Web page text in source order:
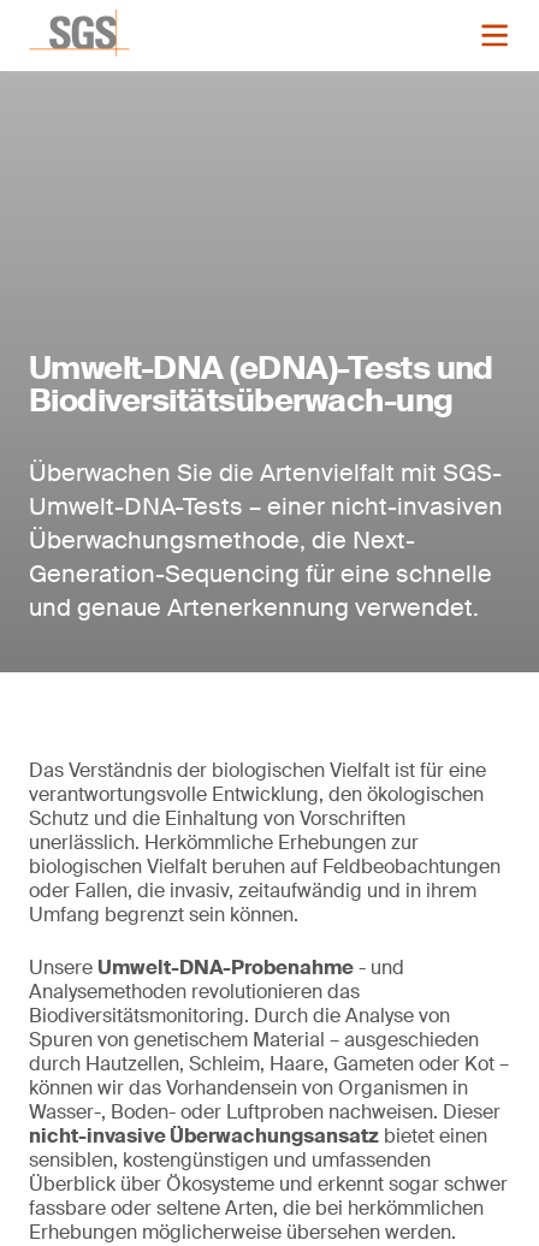
Umwelt-DNA (eDNA)-Tests und
Biodiversitätsüberwach-ung
Überwachen Sie die Artenvielfalt mit SGS-
Umwelt-DNA-Tests – einer nicht-invasiven
Überwachungsmethode, die Next-
Generation-Sequencing für eine schnelle
und genaue Artenerkennung verwendet.
Das Verständnis der biologischen Vielfalt ist für eine
verantwortungsvolle Entwicklung, den ökologischen
Schutz und die Einhaltung von Vorschriften
unerlässlich. Herkömmliche Erhebungen zur
biologischen Vielfalt beruhen auf Feldbeobachtungen
oder Fallen, die invasiv, zeitaufwändig und in ihrem
Umfang begrenzt sein können.
UnsereUmwelt-DNA-Probenahme- und
Analysemethoden revolutionieren das
Biodiversitätsmonitoring. Durch die Analyse von
Spuren von genetischem Material – ausgeschieden
durch Hautzellen, Schleim, Haare, Gameten oder Kot –
können wir das Vorhandensein von Organismen in
Wasser-, Boden- oder Luftproben nachweisen. Dieser
nicht-invasive Überwachungsansatz bietet einen
sensiblen, kostengünstigen und umfassenden
Überblick über Ökosysteme und erkennt sogar schwer
fassbare oder seltene Arten, die bei herkömmlichen
Erhebungen möglicherweise übersehen werden.